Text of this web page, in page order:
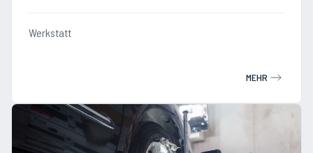
Werkstatt
MEHR